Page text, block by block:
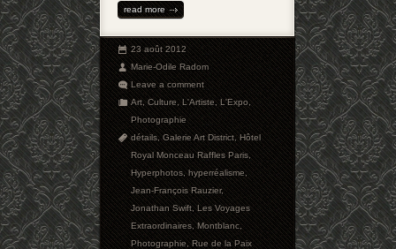
read more
23 août 2012
Marie-Odile Radom
Leave a comment
Art,Culture,L'Artiste,L'Expo,
Photographie
détails,Galerie Art District,Hôtel
Royal Monceau Raffles Paris,
Hyperphotos,hyperréalisme,
Jean-François Rauzier,
Jonathan Swift,Les Voyages
Extraordinaires,Montblanc,
Photographie,Rue de la Paix